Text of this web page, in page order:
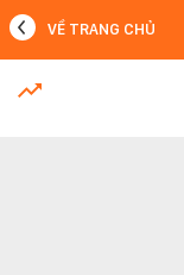
MỚI NHẤT
VỀ TRANG CHỦ